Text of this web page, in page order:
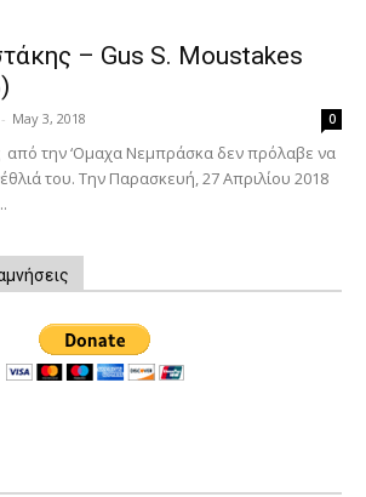
– Gus S. Moustakes
- May 3, 2018 0
από την ‘Ομαχα Νεμπράσκα δεν πρόλαβε να
του. Την Παρασκευή, 27 Απριλίου 2018